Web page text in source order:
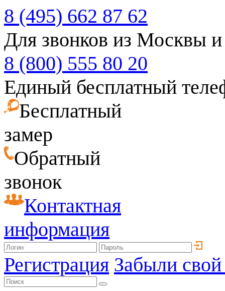
8 (495) 662 87 62
Для звонков из Москвы
8 (800) 555 80 20
Единый бесплатный
Бесплатный
замер
Обратный
звонок
Контактная
информация
Регистрация Забыли